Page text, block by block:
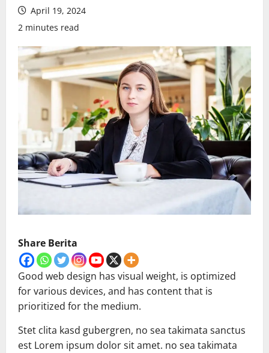
April 19, 2024
2 minutes read
Share Berita
Good web design has visual weight, is optimized
for various devices, and has content that is
prioritized for the medium.
Stet clita kasd gubergren, no sea takimata sanctus
est Lorem ipsum dolor sit amet. no sea takimata